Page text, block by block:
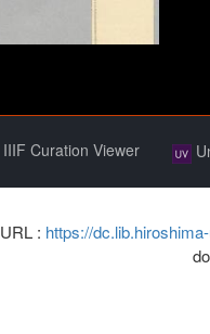
IIIF Curation Viewer
URL : https://